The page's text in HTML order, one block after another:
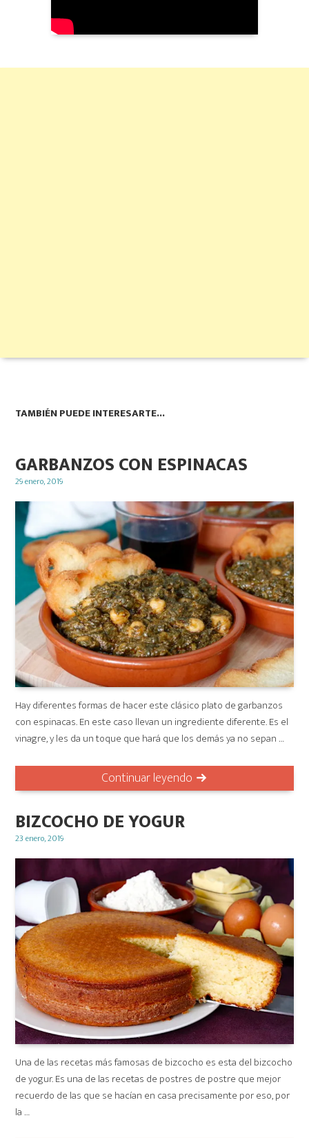
TAMBIÉN PUEDE INTERESARTE...
GARBANZOS CON ESPINACAS
Posted
29 enero, 2019
Hay diferentes formas de hacer este clásico plato de garbanzos
con espinacas. En este caso llevan un ingrediente diferente. Es el
vinagre, y les da un toque que hará que los demás ya no sepan …
Continuar leyendo
BIZCOCHO DE YOGUR
Posted
23 enero, 2019
Una de las recetas más famosas de bizcocho es esta del bizcocho
de yogur. Es una de las recetas de postres de postre que mejor
recuerdo de las que se hacían en casa precisamente por eso, por
la …